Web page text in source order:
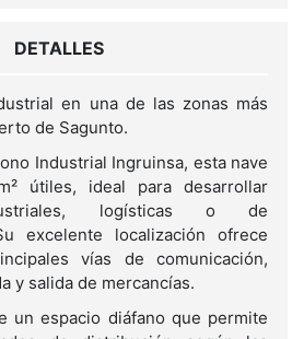
DETALLES
en una de las zonas más
de Sagunto.
Industrial Ingruinsa, esta nave
útiles, ideal para desarrollar
logísticas o de
excelente localización ofrece
vías de comunicación,
y salida de mercancías.
un espacio diáfano que permite